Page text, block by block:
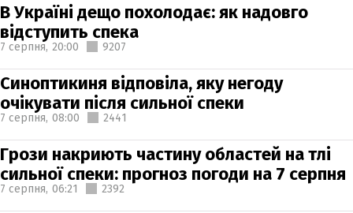
В Україні дещо похолодає: як надовго
відступить спека
7 серпня, 20:00 9207
Синоптикиня відповіла, яку негоду
очікувати після сильної спеки
7 серпня, 08:00 2441
Грози накриють частину областей на тлі
сильної спеки: прогноз погоди на 7 серпня
7 серпня, 06:21 2392